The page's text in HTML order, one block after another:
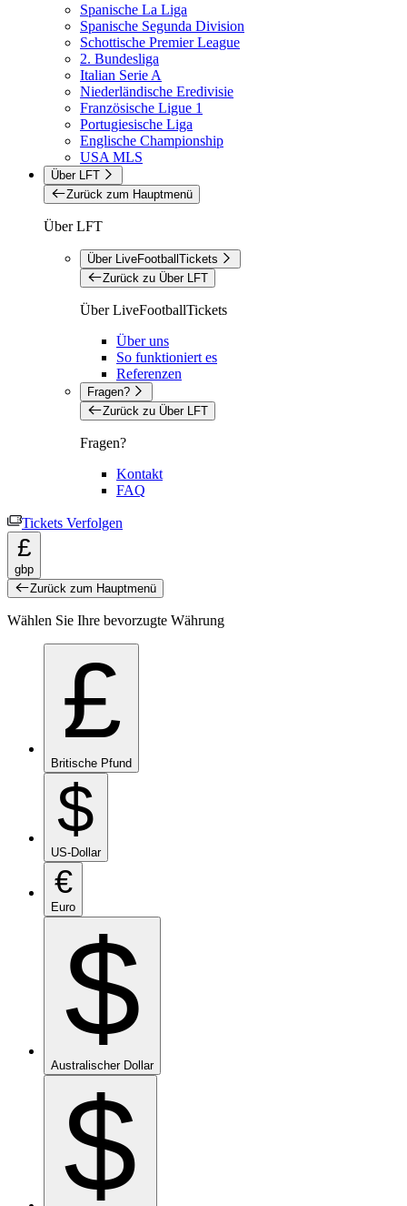
Spanische La Liga
Spanische Segunda Division
Schottische Premier League
2. Bundesliga
Italian Serie A
Niederländische Eredivisie
Französische Ligue 1
Portugiesische Liga
Englische Championship
USA MLS
Über LFT
Zurück zum Hauptmenü
Über LFT
Über LiveFootballTickets
Zurück zu Über LFT
Über LiveFootballTickets
Über uns
So funktioniert es
Referenzen
Fragen?
Zurück zu Über LFT
Fragen?
Kontakt
FAQ
Tickets Verfolgen
£
gbp
Zurück zum Hauptmenü
Wählen Sie Ihre bevorzugte Währung
£
Britische Pfund
$
US-Dollar
€
Euro
$
Australischer Dollar
$